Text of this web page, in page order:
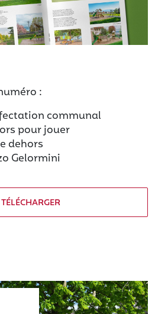
:
communal
pour jouer
dehors
Gelormini
TÉLÉCHARGER